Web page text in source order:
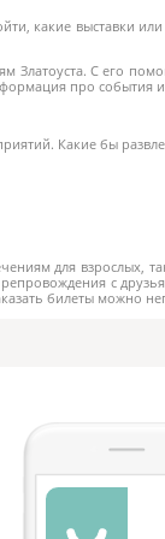
какие выставки
Златоуста. С его
про события
Какие бы
для взрослых,
с
билеты можно